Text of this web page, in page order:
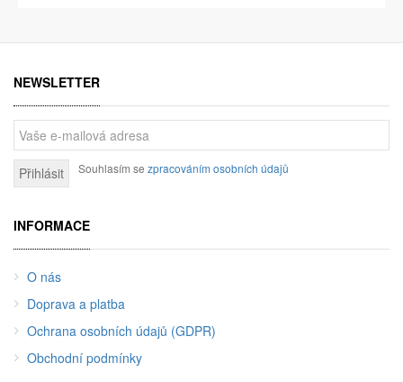
NEWSLETTER
Přihlásit Souhlasím se zpracováním osobních údajů
INFORMACE
O nás
Doprava a platba
Ochrana osobních údajů (GDPR)
Obchodní podmínky